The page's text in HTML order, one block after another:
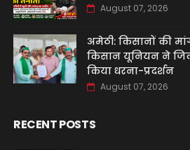
August 07, 2026
अमेठी: किसानों की
किसान यूनियन ने
किया धरना-प्रदर्शन
August 07, 2026
RECENT POSTS